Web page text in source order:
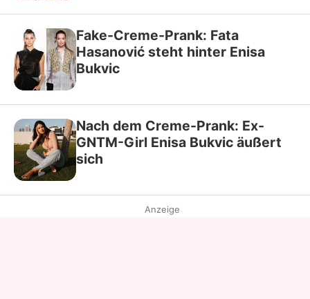
Fake-Creme-Prank: Fata
Hasanović steht hinter Enisa
Bukvic
Nach dem Creme-Prank: Ex-
GNTM-Girl Enisa Bukvic äußert
sich
Anzeige